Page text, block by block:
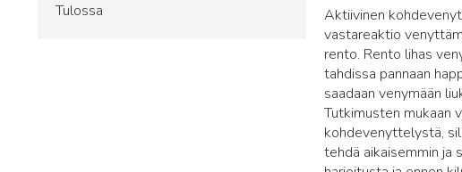
Tulossa
Aktiivinen
vastareaktio
rento. Rento lihas
tahdissa pannaan
saadaan venymään
Tutkimusten mukaan
kohdevenyttelystä,
tehdä aikaisemmin ja